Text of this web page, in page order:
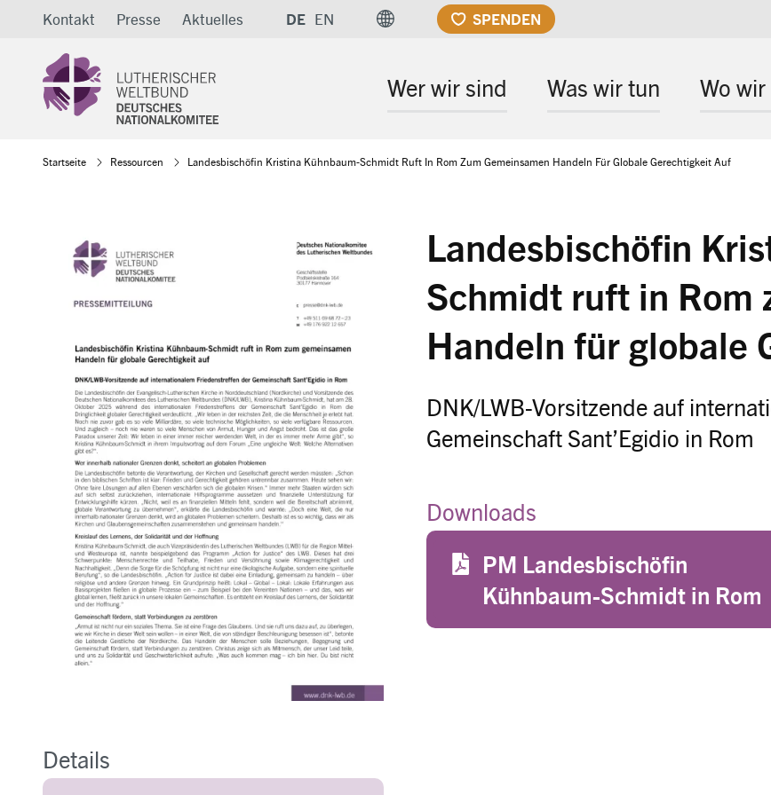
Direkt
Inhalt
Kontakt Presse Aktuelles DE EN SPENDEN
Wer wir sind Was wir tun Wo
Pfadnavigation
Startseite Ressourcen Landesbischöfin Kristina Kühnbaum-Schmidt Ruft In Rom Zum Gemeinsamen Handeln Für Globale Gerechtigkeit Auf
Details
Landesbischöfin
Schmidt ruft in Rom
Handeln für globale
DNK/LWB-Vorsitzende auf
Gemeinschaft Sant’Egidio in Rom
Downloads
File PM Landesbischöfin
Kühnbaum-Schmidt in Rom